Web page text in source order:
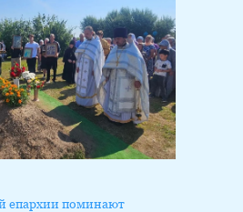
епархии поминают